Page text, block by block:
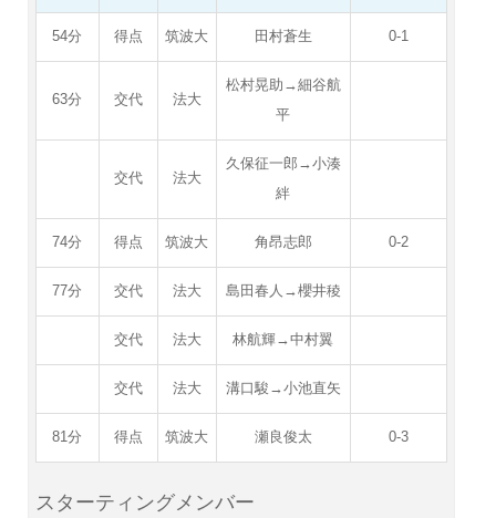
54分 得点 筑波大 田村蒼生 0-1
63分 交代 法大
松村晃助→細谷航
平
交代 法大
久保征一郎→小湊
絆
74分 得点 筑波大 角昂志郎 0-2
77分 交代 法大 島田春人→櫻井稜
交代 法大 林航輝→中村翼
交代 法大 溝口駿→小池直矢
81分 得点 筑波大 瀬良俊太 0-3
スターティングメンバー